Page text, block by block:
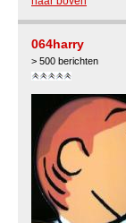
064harry
> 500 berichten